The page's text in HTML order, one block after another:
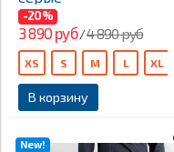
-20%
3 890 руб/4 890 руб
В корзину
XS S M L XL
New!